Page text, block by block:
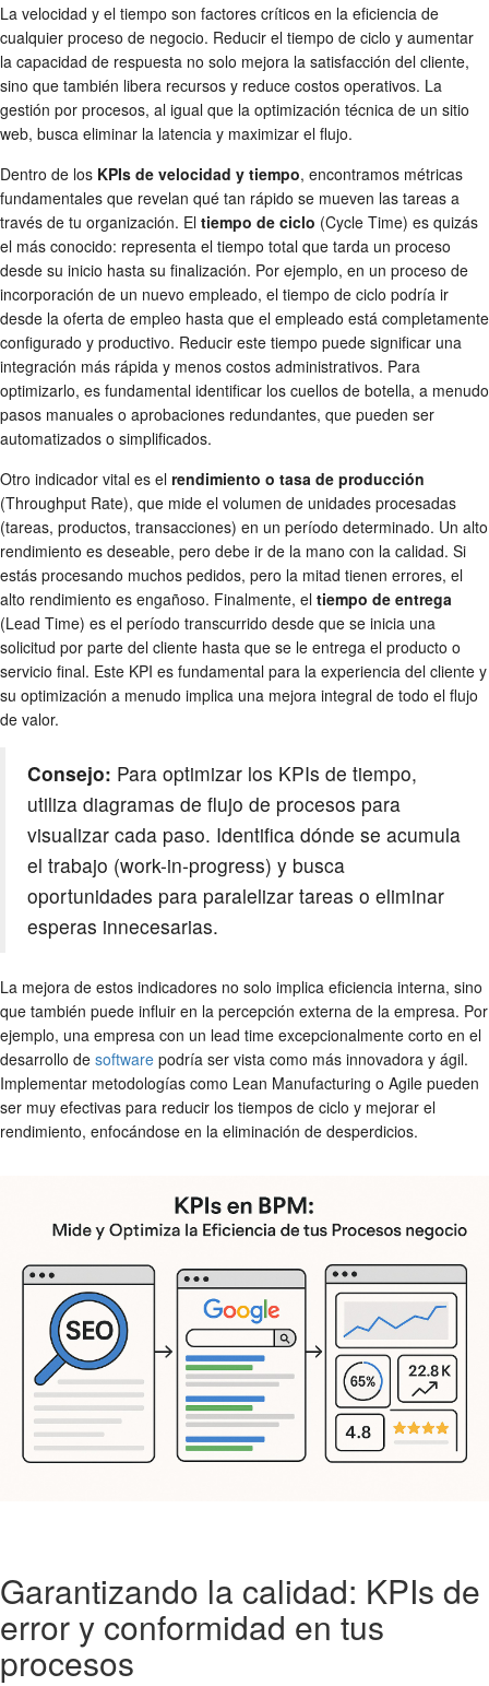
La velocidad y el tiempo son factores críticos en la eficiencia de
cualquier proceso de negocio. Reducir el tiempo de ciclo y aumentar
la capacidad de respuesta no solo mejora la satisfacción del cliente,
sino que también libera recursos y reduce costos operativos. La
gestión por procesos, al igual que la optimización técnica de un sitio
web, busca eliminar la latencia y maximizar el flujo.
Dentro de los KPIs de velocidad y tiempo, encontramos métricas
fundamentales que revelan qué tan rápido se mueven las tareas a
través de tu organización. El tiempo de ciclo (Cycle Time) es quizás
el más conocido: representa el tiempo total que tarda un proceso
desde su inicio hasta su finalización. Por ejemplo, en un proceso de
incorporación de un nuevo empleado, el tiempo de ciclo podría ir
desde la oferta de empleo hasta que el empleado está completamente
configurado y productivo. Reducir este tiempo puede significar una
integración más rápida y menos costos administrativos. Para
optimizarlo, es fundamental identificar los cuellos de botella, a menudo
pasos manuales o aprobaciones redundantes, que pueden ser
automatizados o simplificados.
Otro indicador vital es el rendimiento o tasa de producción
(Throughput Rate), que mide el volumen de unidades procesadas
(tareas, productos, transacciones) en un período determinado. Un alto
rendimiento es deseable, pero debe ir de la mano con la calidad. Si
estás procesando muchos pedidos, pero la mitad tienen errores, el
alto rendimiento es engañoso. Finalmente, el tiempo de entrega
(Lead Time) es el período transcurrido desde que se inicia una
solicitud por parte del cliente hasta que se le entrega el producto o
servicio final. Este KPI es fundamental para la experiencia del cliente y
su optimización a menudo implica una mejora integral de todo el flujo
de valor.
Consejo: Para optimizar los KPIs de tiempo,
utiliza diagramas de flujo de procesos para
visualizar cada paso. Identifica dónde se acumula
el trabajo (work-in-progress) y busca
oportunidades para paralelizar tareas o eliminar
esperas innecesarias.
La mejora de estos indicadores no solo implica eficiencia interna, sino
que también puede influir en la percepción externa de la empresa. Por
ejemplo, una empresa con un lead time excepcionalmente corto en el
desarrollo de software podría ser vista como más innovadora y ágil.
Implementar metodologías como Lean Manufacturing o Agile pueden
ser muy efectivas para reducir los tiempos de ciclo y mejorar el
rendimiento, enfocándose en la eliminación de desperdicios.
Garantizando la calidad: KPIs de
error y conformidad en tus
procesos